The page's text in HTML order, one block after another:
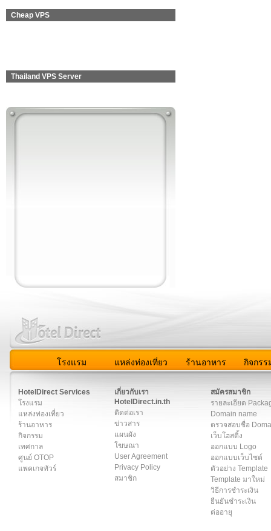
Cheap VPS
Thailand VPS Server
โรงแรม แหล่งท่องเที่ยว ร้านอาหาร กิจกรร
HotelDirect Services
โรงแรม
แหล่งท่องเที่ยว
ร้านอาหาร
กิจกรรม
เทศกาล
ศูนย์ OTOP
แพคเกจทัวร์
เกี่ยวกับเรา
HotelDirect.in.th
ติดต่อเรา
ข่าวสาร
แผนผัง
โฆษณา
User Agreement
Privacy Policy
สมาชิก
สมัครสมาชิก
รายละเอียด
Domain name
ตรวจสอบชื่อ
เว็บโฮสติ้ง
ออกแบบ Logo
ออกแบบเว็บไซต์
ตัวอย่าง Template
Template มาใหม่
วิธีการชำระเงิน
ยืนยันชำระเงิน
ต่ออายุ